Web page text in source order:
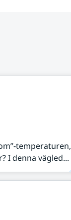
temperaturen,
I denna vägled...